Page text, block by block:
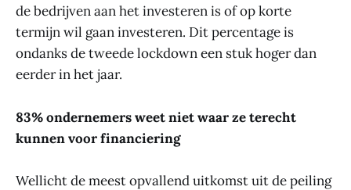
de bedrijven aan het investeren is of op korte
termijn wil gaan investeren. Dit percentage is
ondanks de tweede lockdown een stuk hoger dan
eerder in het jaar.
83% ondernemers weet niet waar ze terecht
kunnen voor financiering
Wellicht de meest opvallend uitkomst uit de peiling